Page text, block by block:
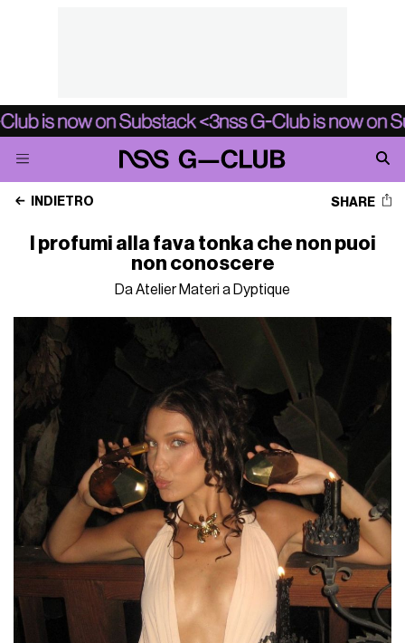
INDIETRO SHARE
I profumi alla fava tonka che non puoi
non conoscere
Da Atelier Materi a Dyptique